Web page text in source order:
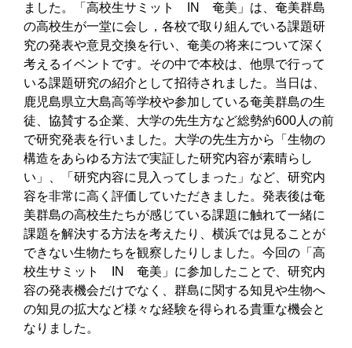
ました。「高校生サミット
IN
奄美」は、奄美群島
の高校生が一堂に会し，各校で取り組んでいる課題研
究の発表や意見交換を行い、奄美の将来について深く
考えるイベントです。その中で本校は、他県で行って
いる課題研究の紹介として招待されました。当日は、
鹿児島県立大島高等学校や参加している奄美群島の生
徒、協賛する企業、大学の先生方など総勢約600人の前
で研究発表を行いました。大学の先生方から「生物の
構造をあらゆる方法で実証した研究内容が素晴らし
い」、「研究内容に見入ってしまった」など、研究内
容を非常に高く評価していただきました。発表後は奄
美群島の高校生たちが感じている課題に触れて一緒に
課題を解決する方法を考えたり、横浜では見ることが
できない生物たちを観察したりしました。今回の「高
校生サミット
IN
奄美」に参加したことで、研究内
容の発表機会だけでなく、群島に関する知見や生物へ
の知見の拡大など様々な経験を得られる貴重な機会と
なりました。